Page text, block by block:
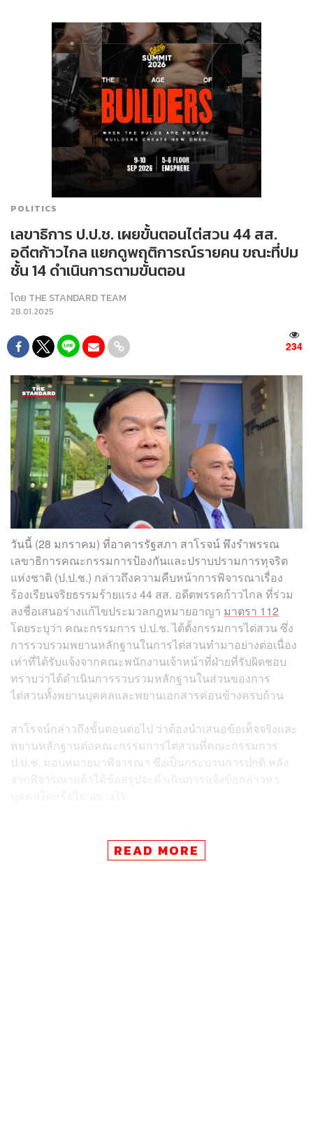
POLITICS
เลขาธิการ ป.ป.ช. เผยขั้นตอนไต่สวน 44 สส.
อดีตก้าวไกล แยกดูพฤติการณ์รายคน ขณะที่ปม
ชั้น 14 ดำเนินการตามขั้นตอน
โดย THE STANDARD TEAM
28.01.2025
234
วันนี้ (28 มกราคม) ที่อาคารรัฐสภา สาโรจน์ พึงรำพรรณ
เลขาธิการคณะกรรมการป้องกันและปราบปรามการทุจริต
แห่งชาติ (ป.ป.ช.) กล่าวถึงความคืบหน้าการพิจารณาเรื่อง
ร้องเรียนจริยธรรมร้ายแรง 44 สส. อดีตพรรคก้าวไกล ที่ร่วม
ลงชื่อเสนอร่างแก้ไขประมวลกฎหมายอาญา มาตรา 112
โดยระบุว่า คณะกรรมการ ป.ป.ช. ได้ตั้งกรรมการไต่สวน ซึ่ง
การรวบรวมพยานหลักฐานในการไต่สวนทำมาอย่างต่อเนื่อง
เท่าที่ได้รับแจ้งจากคณะพนักงานเจ้าหน้าที่ฝ่ายที่รับผิดชอบ
ทราบว่าได้ดำเนินการรวบรวมหลักฐานในส่วนของการ
ไต่สวนทั้งพยานบุคคลและพยานเอกสารค่อนข้างครบถ้วน
สาโรจน์กล่าวถึงขั้นตอนต่อไป ว่าต้องนำเสนอข้อเท็จจริงและ
พยานหลักฐานต่อคณะกรรมการไต่สวนที่คณะกรรมการ
ป.ป.ช. มอบหมายมาพิจารณา ซึ่งเป็นกระบวนการปกติ หลัง
จากพิจารณาแล้วได้ข้อสรุปจะดำเนินการแจ้งข้อกล่าวหา
ว่า ในเรื่องเดียวกันจะรวมเป็นสำนวนเดียวกัน แต่เวลาดำเนิน
การต้องพิจารณาพฤติการณ์เป็นรายบุคคลว่ามีบุคคลใดเข้า
READ MORE